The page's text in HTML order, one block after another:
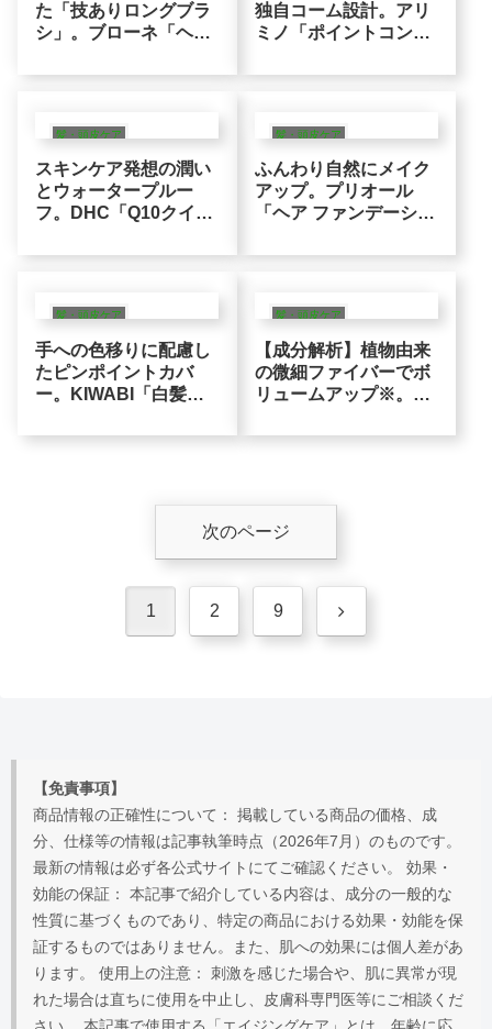
た「技ありロングブラ
シ」。ブローネ「ヘア
的カバーロジック※
独自コーム設計。アリ
ミノ「ポイントコンシ
「ちらほら白髪」をカ
髪・頭皮ケア
スキンケア発想の潤い
とウォータープルー
フ。DHC「Q10クイッ
さら着色ロジック
髪・頭皮ケア
ふんわり自然にメイク
アップ。プリオール
「ヘア ファンデーショ
ンデーション設計
髪・頭皮ケア
手への色移りに配慮し
たピンポイントカバ
ー。KIWABI「白髪隠
シ」お出かけ前の生え
髪・頭皮ケア
【成分解析】植物由来
の微細ファイバーでボ
リュームアップ※。ウ
「物理的白髪カバー」
次のページ
1 2 9 次
【免責事項】
商品情報の正確性について： 掲載している商品の価格、成
分、仕様等の情報は記事執筆時点（2026年7月）のものです。
最新の情報は必ず各公式サイトにてご確認ください。 効果・
効能の保証： 本記事で紹介している内容は、成分の一般的な
性質に基づくものであり、特定の商品における効果・効能を保
証するものではありません。また、肌への効果には個人差があ
ります。 使用上の注意： 刺激を感じた場合や、肌に異常が現
れた場合は直ちに使用を中止し、皮膚科専門医等にご相談くだ